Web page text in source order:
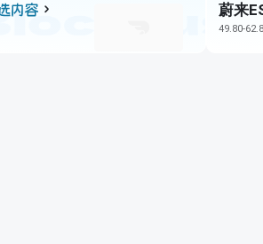
蔚来
49.80-